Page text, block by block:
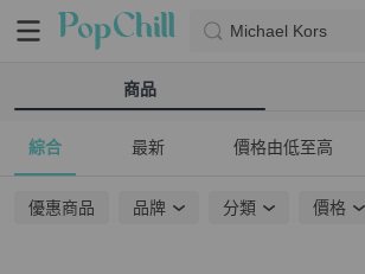
Michael Kors
商品
綜合 最新 價格由低至高
優惠商品 品牌 分類 價格